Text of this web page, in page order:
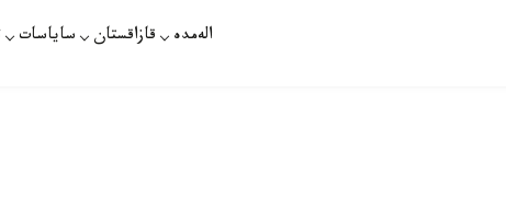
الەمدە قازاقستان ساياسات